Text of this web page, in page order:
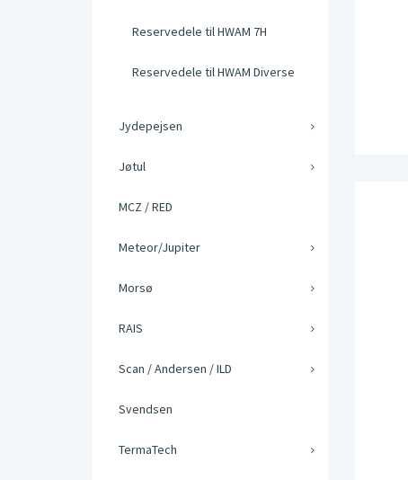
Reservedele til HWAM 7H
Reservedele til HWAM Diverse
Jydepejsen
Jøtul
MCZ / RED
Meteor/Jupiter
Morsø
RAIS
Scan / Andersen / ILD
Svendsen
TermaTech